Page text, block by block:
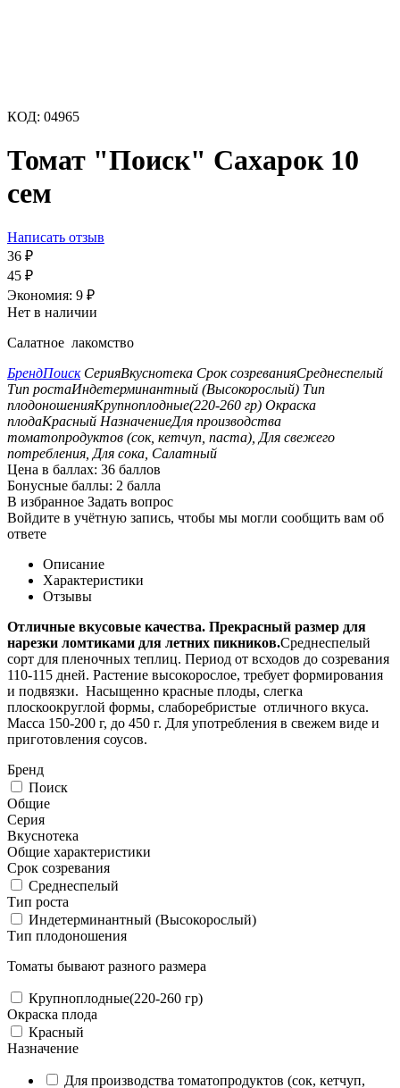
КОД: 04965
Томат "Поиск" Сахарок 10
сем
Написать отзыв
36 ₽
45 ₽
Экономия: 9 ₽
Нет в наличии
Салатное лакомство
БрендПоиск СерияВкуснотека Срок созреванияСреднеспелый
Тип ростаИндетерминантный (Высокорослый) Тип
плодоношенияКрупноплодные(220-260 гр) Окраска
плодаКрасный НазначениеДля производства
томатопродуктов (сок, кетчуп, паста), Для свежего
потребления, Для сока, Салатный
Цена в баллах: 36 баллов
Бонусные баллы: 2 балла
В избранное Задать вопрос
Войдите в учётную запись, чтобы мы могли сообщить вам об
ответе
Описание
Характеристики
Отзывы
Отличные вкусовые качества. Прекрасный размер для
нарезки ломтиками для летних пикников.Среднеспелый
сорт для пленочных теплиц. Период от всходов до созревания
110-115 дней. Растение высокорослое, требует формирования
и подвязки. Насыщенно красные плоды, слегка
плоскоокруглой формы, слаборебристые отличного вкуса.
Масса 150-200 г, до 450 г. Для употребления в свежем виде и
приготовления соусов.
Бренд
Поиск
Общие
Серия
Вкуснотека
Общие характеристики
Срок созревания
Среднеспелый
Тип роста
Индетерминантный (Высокорослый)
Тип плодоношения
Томаты бывают разного размера
Крупноплодные(220-260 гр)
Окраска плода
Красный
Назначение
Для производства томатопродуктов (сок, кетчуп,